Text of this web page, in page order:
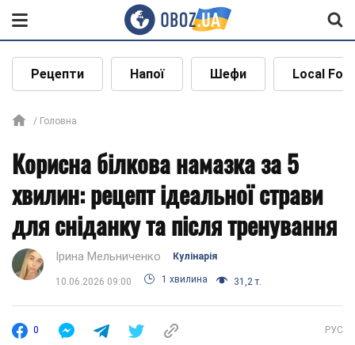
Рецепти Напої Шефи Local
Головна
Корисна білкова намазка за 5
хвилин: рецепт ідеальної страви
для сніданку та після тренування
Ірина Мельниченко Кулінарія
10.06.2026 09:00 1 хвилина 31,2 т.
0 РУС